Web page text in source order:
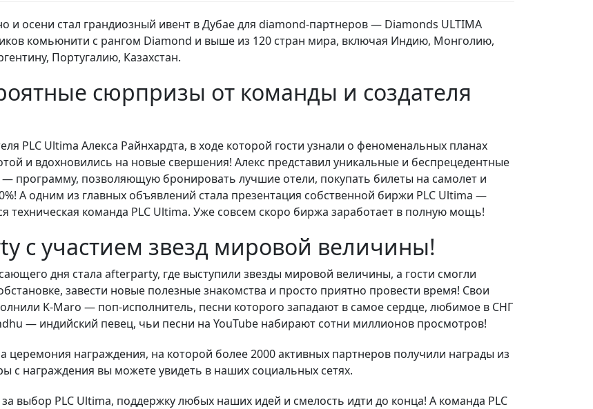
и осени стал грандиозный ивент в Дубае для diamond-партнеров — Diamonds ULTIMA
комьюнити c рангом Diamond и выше из 120 стран мира, включая Индию, Монголию,
Португалию, Казахстан.
сюрпризы от команды и создателя
PLC Ultima Алекса Райнхардта, в ходе которой гости узнали о феноменальных планах
и вдохновились на новые свершения! Алекс представил уникальные и беспрецедентные
программу, позволяющую бронировать лучшие отели, покупать билеты на самолет и
А одним из главных объявлений стала презентация собственной биржи PLC Ultima —
техническая команда PLC Ultima. Уже совсем скоро биржа заработает в полную мощь!
с участием звезд мировой величины!
дня стала afterparty, где выступили звезды мировой величины, а гости смогли
завести новые полезные знакомства и просто приятно провести время! Свои
K-Maro — поп-исполнитель, песни которого западают в самое сердце, любимое в СНГ
— индийский певец, чьи песни на YouTube набирают сотни миллионов просмотров!
награждения, на которой более 2000 активных партнеров получили награды из
с награждения вы можете увидеть в наших социальных сетях.
выбор PLC Ultima, поддержку любых наших идей и смелость идти до конца! А команда PLC